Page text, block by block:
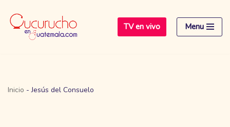
Saltar
TV en vivo Menu
Inicio -Jesús del Consuelo